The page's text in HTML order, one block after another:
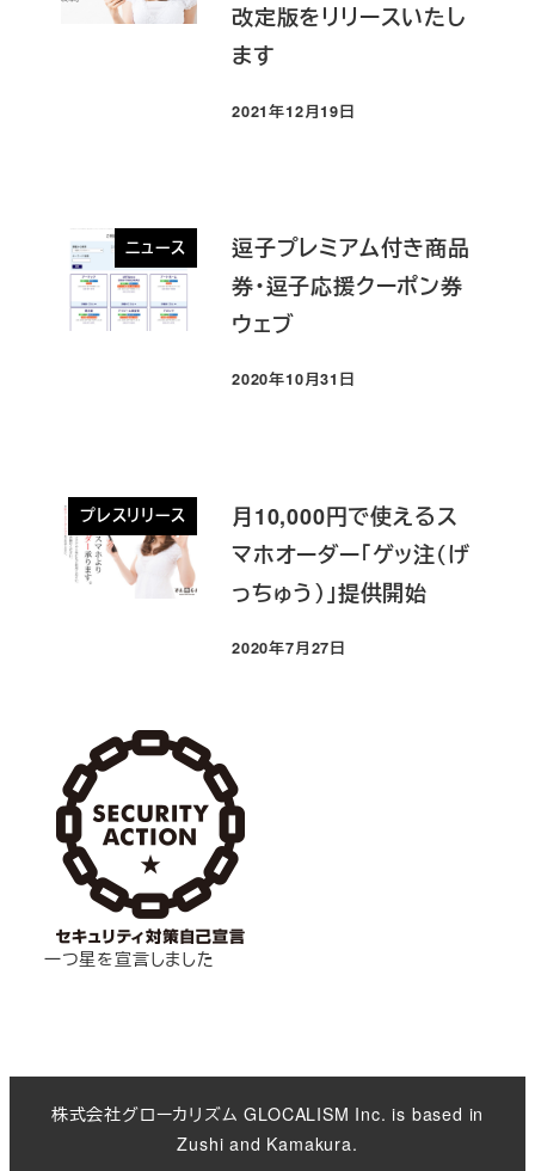
改定版をリリースいたし
ます
投稿日
2021年12月19日
ニュース
逗子プレミアム付き商品
券・逗子応援クーポン券
ウェブ
投稿日
2020年10月31日
プレスリリース
月10,000円で使えるス
マホオーダー「ゲッ注（げ
っちゅう）」提供開始
投稿日
2020年7月27日
一つ星を宣言しました
株式会社グローカリズム GLOCALISM Inc. is based in
Zushi and Kamakura.